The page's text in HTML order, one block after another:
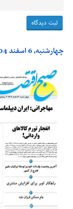
چهارشنبه، 6 اسفند 1404